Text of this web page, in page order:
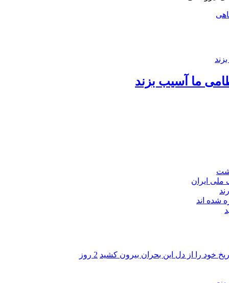
ما آسیب بزند
شده اند
خود را از دل این بحران بیرون کشید 2 روز